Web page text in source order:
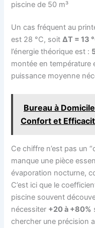
piscine de 50 m³
Un cas fréquent au
est 28 °C, soitΔT = 13
l’énergie théorique est :
montée en
puissance moyenne
Bureau à
Confort et
Ce chiffre n’est pas un
manque une pièce
évaporation nocturne,
C’est ici que le
piscine souvent
nécessiter +20 à +80%
chercher une précision